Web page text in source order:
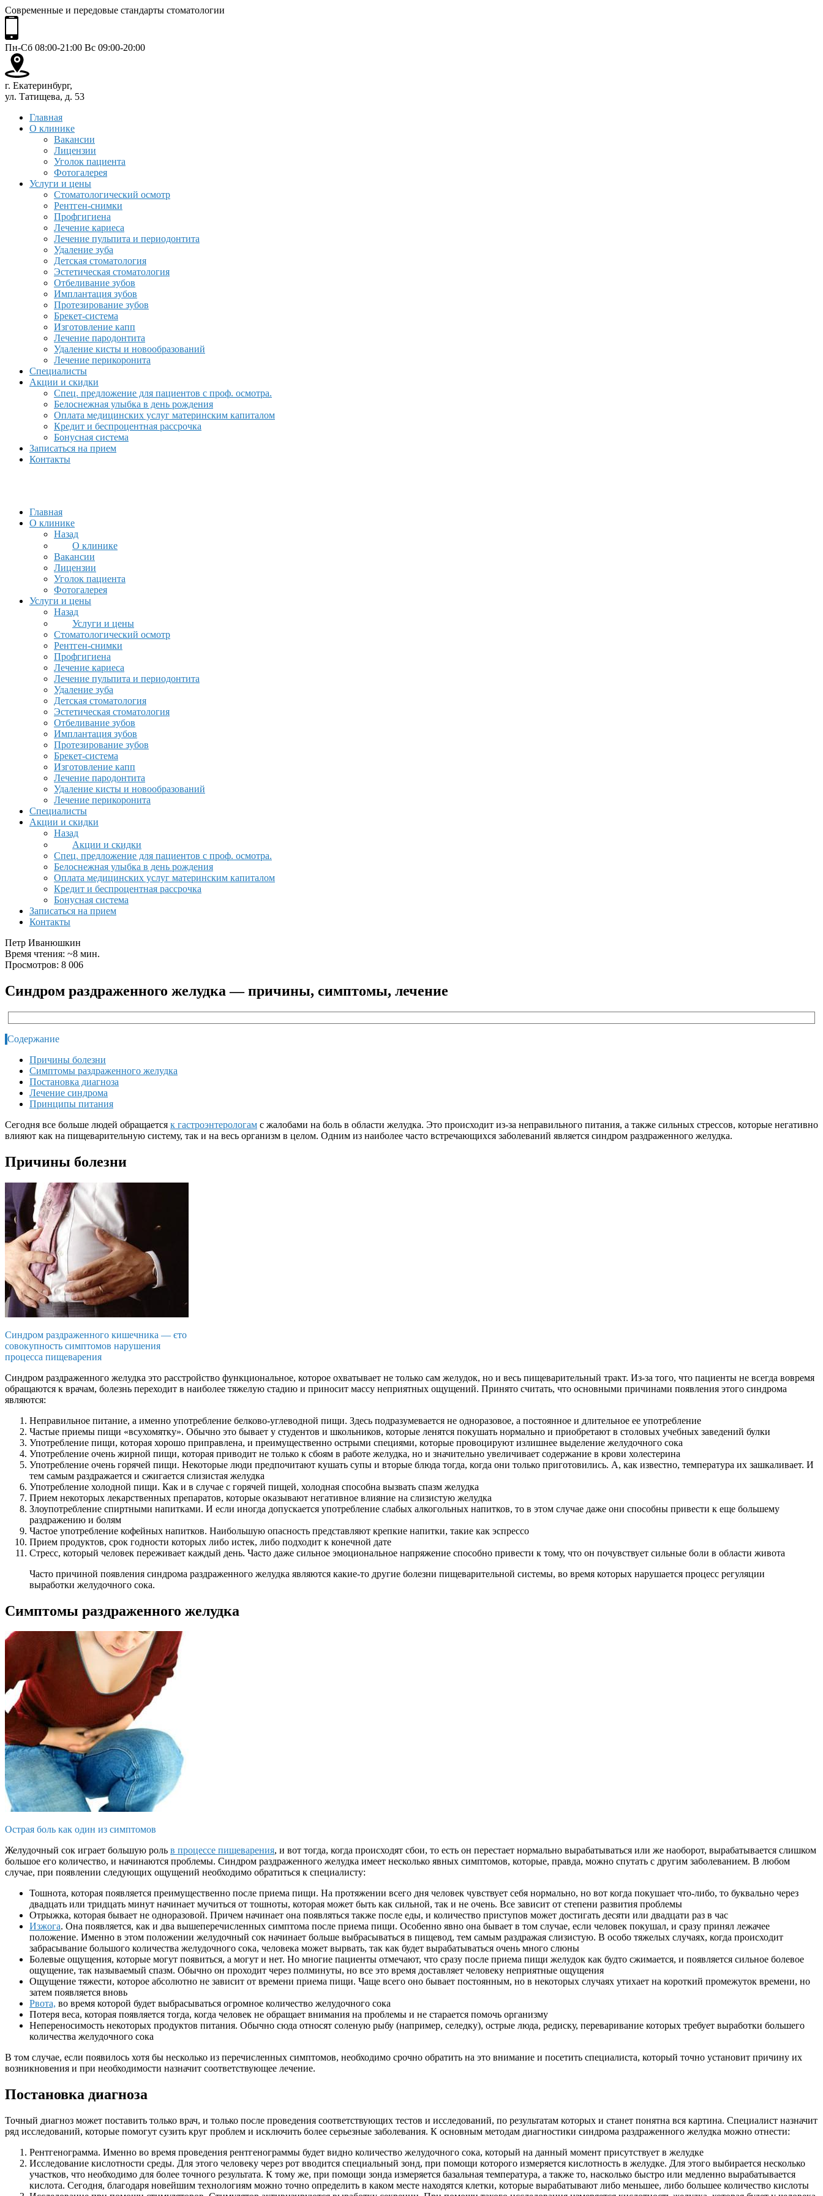
Современные и передовые стандарты стоматологии
Пн-Сб 08:00-21:00 Вс 09:00-20:00
г. Екатеринбург,
ул. Татищева, д. 53
Главная
О клинике
Вакансии
Лицензии
Уголок пациента
Фотогалерея
Услуги и цены
Стоматологический осмотр
Рентген-снимки
Профгигиена
Лечение кариеса
Лечение пульпита и периодонтита
Удаление зуба
Детская стоматология
Эстетическая стоматология
Отбеливание зубов
Имплантация зубов
Протезирование зубов
Брекет-система
Изготовление капп
Лечение пародонтита
Удаление кисты и новообразований
Лечение перикоронита
Специалисты
Акции и скидки
Спец. предложение для пациентов с проф. осмотра.
Белоснежная улыбка в день рождения
Оплата медицинских услуг материнским капиталом
Кредит и беспроцентная рассрочка
Бонусная система
Записаться на прием
Контакты
Главная
О клинике
Назад
О клинике
Вакансии
Лицензии
Уголок пациента
Фотогалерея
Услуги и цены
Назад
Услуги и цены
Стоматологический осмотр
Рентген-снимки
Профгигиена
Лечение кариеса
Лечение пульпита и периодонтита
Удаление зуба
Детская стоматология
Эстетическая стоматология
Отбеливание зубов
Имплантация зубов
Протезирование зубов
Брекет-система
Изготовление капп
Лечение пародонтита
Удаление кисты и новообразований
Лечение перикоронита
Специалисты
Акции и скидки
Назад
Акции и скидки
Спец. предложение для пациентов с проф. осмотра.
Белоснежная улыбка в день рождения
Оплата медицинских услуг материнским капиталом
Кредит и беспроцентная рассрочка
Бонусная система
Записаться на прием
Контакты
Петр Иванюшкин
Время чтения: ~8 мин.
Просмотров: 8 006
Синдром раздраженного желудка — причины, симптомы, лечение
Содержание
Причины болезни
Симптомы раздраженного желудка
Постановка диагноза
Лечение синдрома
Принципы питания
Сегодня все больше людей обращается к гастроэнтерологам с жалобами на боль в области желудка. Это происходит из-за неправильного питания, а также сильных стрессов, которые негативно
влияют как на пищеварительную систему, так и на весь организм в целом. Одним из наиболее часто встречающихся заболеваний является синдром раздраженного желудка.
Причины болезни
Синдром раздраженного кишечника — єто
совокупность симптомов нарушения
процесса пищеварения
Синдром раздраженного желудка это расстройство функциональное, которое охватывает не только сам желудок, но и весь пищеварительный тракт. Из-за того, что пациенты не всегда вовремя
обращаются к врачам, болезнь переходит в наиболее тяжелую стадию и приносит массу неприятных ощущений. Принято считать, что основными причинами появления этого синдрома
являются:
Неправильное питание, а именно употребление белково-углеводной пищи. Здесь подразумевается не одноразовое, а постоянное и длительное ее употребление
Частые приемы пищи «всухомятку». Обычно это бывает у студентов и школьников, которые ленятся покушать нормально и приобретают в столовых учебных заведений булки
Употребление пищи, которая хорошо приправлена, и преимущественно острыми специями, которые провоцируют излишнее выделение желудочного сока
Употребление очень жирной пищи, которая приводит не только к сбоям в работе желудка, но и значительно увеличивает содержание в крови холестерина
Употребление очень горячей пищи. Некоторые люди предпочитают кушать супы и вторые блюда тогда, когда они только приготовились. А, как известно, температура их зашкаливает. И
тем самым раздражается и сжигается слизистая желудка
Употребление холодной пищи. Как и в случае с горячей пищей, холодная способна вызвать спазм желудка
Прием некоторых лекарственных препаратов, которые оказывают негативное влияние на слизистую желудка
Злоупотребление спиртными напитками. И если иногда допускается употребление слабых алкогольных напитков, то в этом случае даже они способны привести к еще большему
раздражению и болям
Частое употребление кофейных напитков. Наибольшую опасность представляют крепкие напитки, такие как эспрессо
Прием продуктов, срок годности которых либо истек, либо подходит к конечной дате
Стресс, который человек переживает каждый день. Часто даже сильное эмоциональное напряжение способно привести к тому, что он почувствует сильные боли в области живота
Часто причиной появления синдрома раздраженного желудка являются какие-то другие болезни пищеварительной системы, во время которых нарушается процесс регуляции
выработки желудочного сока.
Симптомы раздраженного желудка
Острая боль как один из симптомов
Желудочный сок играет большую роль в процессе пищеварения, и вот тогда, когда происходят сбои, то есть он перестает нормально вырабатываться или же наоборот, вырабатывается слишком
большое его количество, и начинаются проблемы. Синдром раздраженного желудка имеет несколько явных симптомов, которые, правда, можно спутать с другим заболеванием. В любом
случае, при появлении следующих ощущений необходимо обратиться к специалисту:
Тошнота, которая появляется преимущественно после приема пищи. На протяжении всего дня человек чувствует себя нормально, но вот когда покушает что-либо, то буквально через
двадцать или тридцать минут начинает мучиться от тошноты, которая может быть как сильной, так и не очень. Все зависит от степени развития проблемы
Отрыжка, которая бывает не одноразовой. Причем начинает она появляться также после еды, и количество приступов может достигать десяти или двадцати раз в час
Изжога. Она появляется, как и два вышеперечисленных симптома после приема пищи. Особенно явно она бывает в том случае, если человек покушал, и сразу принял лежачее
положение. Именно в этом положении желудочный сок начинает больше выбрасываться в пищевод, тем самым раздражая слизистую. В особо тяжелых случаях, когда происходит
забрасывание большого количества желудочного сока, человека может вырвать, так как будет вырабатываться очень много слюны
Болевые ощущения, которые могут появиться, а могут и нет. Но многие пациенты отмечают, что сразу после приема пищи желудок как будто сжимается, и появляется сильное болевое
ощущение, так называемый спазм. Обычно он проходит через полминуты, но все это время доставляет человеку неприятные ощущения
Ощущение тяжести, которое абсолютно не зависит от времени приема пищи. Чаще всего оно бывает постоянным, но в некоторых случаях утихает на короткий промежуток времени, но
затем появляется вновь
Рвота, во время которой будет выбрасываться огромное количество желудочного сока
Потеря веса, которая появляется тогда, когда человек не обращает внимания на проблемы и не старается помочь организму
Непереносимость некоторых продуктов питания. Обычно сюда относят соленую рыбу (например, селедку), острые люда, редиску, переваривание которых требует выработки большего
количества желудочного сока
В том случае, если появилось хотя бы несколько из перечисленных симптомов, необходимо срочно обратить на это внимание и посетить специалиста, который точно установит причину их
возникновения и при необходимости назначит соответствующее лечение.
Постановка диагноза
Точный диагноз может поставить только врач, и только после проведения соответствующих тестов и исследований, по результатам которых и станет понятна вся картина. Специалист назначит
ряд исследований, которые помогут сузить круг проблем и исключить более серьезные заболевания. К основным методам диагностики синдрома раздраженного желудка можно отнести:
Рентгенограмма. Именно во время проведения рентгенограммы будет видно количество желудочного сока, который на данный момент присутствует в желудке
Исследование кислотности среды. Для этого человеку через рот вводится специальный зонд, при помощи которого измеряется кислотность в желудке. Для этого выбирается несколько
участков, что необходимо для более точного результата. К тому же, при помощи зонда измеряется базальная температура, а также то, насколько быстро или медленно вырабатывается
кислота. Сегодня, благодаря новейшим технологиям можно точно определить в каком месте находятся клетки, которые вырабатывают либо меньшее, либо большее количество кислоты